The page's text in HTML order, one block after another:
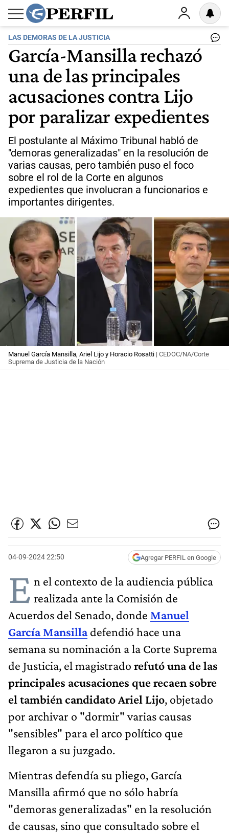
LAS DEMORAS DE LA JUSTICIA
García-Mansilla rechazó
una de las principales
acusaciones contra Lijo
por paralizar expedientes
El postulante al Máximo Tribunal habló de
"demoras generalizadas" en la resolución de
varias causas, pero también puso el foco
sobre el rol de la Corte en algunos
expedientes que involucran a funcionarios e
importantes dirigentes.
Manuel García Mansilla, Ariel Lijo y Horacio Rosatti | CEDOC/NA/Corte
Suprema de Justicia de la Nación
04-09-2024 22:50 Agregar PERFIL en Google
E n el contexto de la audiencia pública
realizada ante la Comisión de
Acuerdos del Senado, donde Manuel
García Mansilladefendió hace una
semana su nominación a la Corte Suprema
de Justicia, el magistrado refutó una de las
principales acusaciones que recaen sobre
el también candidato Ariel Lijo, objetado
por archivar o "dormir" varias causas
"sensibles" para el arco político que
llegaron a su juzgado.
Mientras defendía su pliego, García
Mansilla afirmó que no sólo habría
"demoras generalizadas" en la resolución
de causas, sino que consultado sobre el